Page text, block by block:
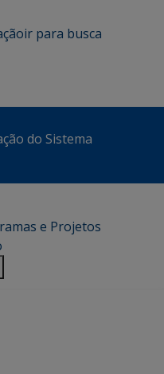
ir para busca
do Sistema
e Projetos